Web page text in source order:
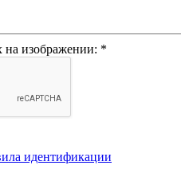
на изображении: *